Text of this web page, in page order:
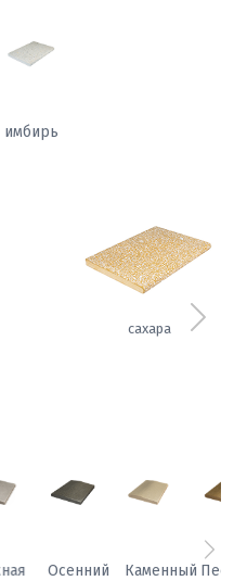
имбирь
имбирь
МорозныйСапфироваяТеплый